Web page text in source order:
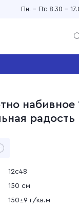
Пн. – Пт: 8.30 –
набивное
радость
12с48
150 см
150±9 г/кв.м